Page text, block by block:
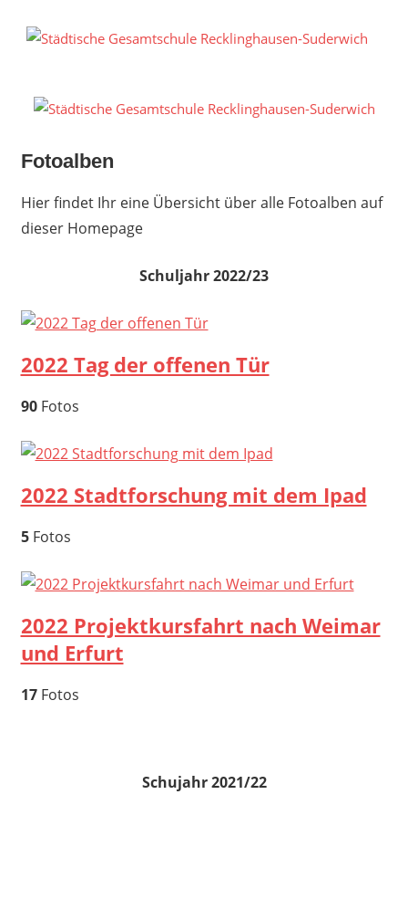
Inhalt
Fotoalben
Hier findet Ihr eine Übersicht über alle Fotoalben auf
dieser Homepage
Schuljahr 2022/23
2022 Tag der offenen Tür
90Fotos
2022 Stadtforschung mit dem Ipad
5Fotos
2022 Projektkursfahrt nach Weimar
und Erfurt
17Fotos
Schujahr 2021/22